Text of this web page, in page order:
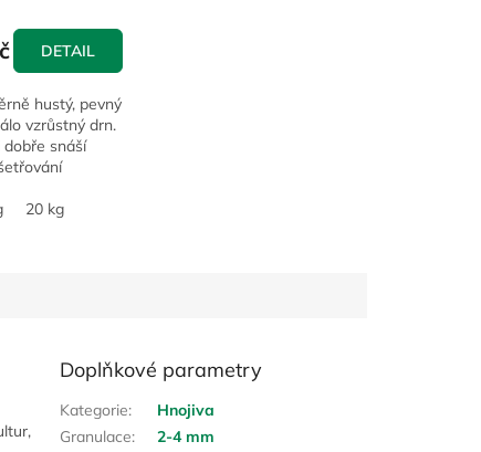
DETAIL
hustý, pevný
vzrůstný drn.
snáší
Díky nízkému
20 kg
Doplňkové parametry
Kategorie:
Hnojiva
Granulace:
2-4 mm